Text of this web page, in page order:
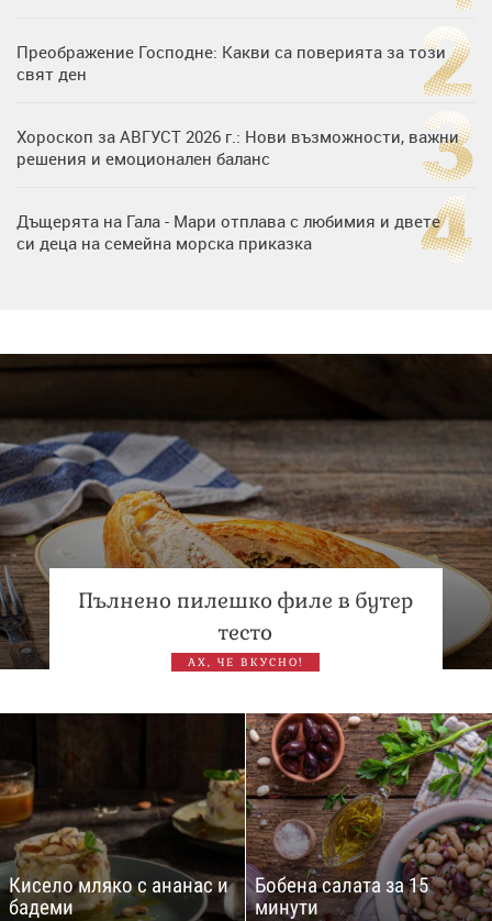
Преображение Господне: Какви са поверията за този
свят ден
Хороскоп за АВГУСТ 2026 г.: Нови възможности, важни
решения и емоционален баланс
Дъщерята на Гала - Мари отплава с любимия и двете
си деца на семейна морска приказка
Пълнено пилешко филе в бутер
тесто
АХ, ЧЕ ВКУСНО!
Кисело мляко с ананас и
бадеми
Бобена салата за 15
минути